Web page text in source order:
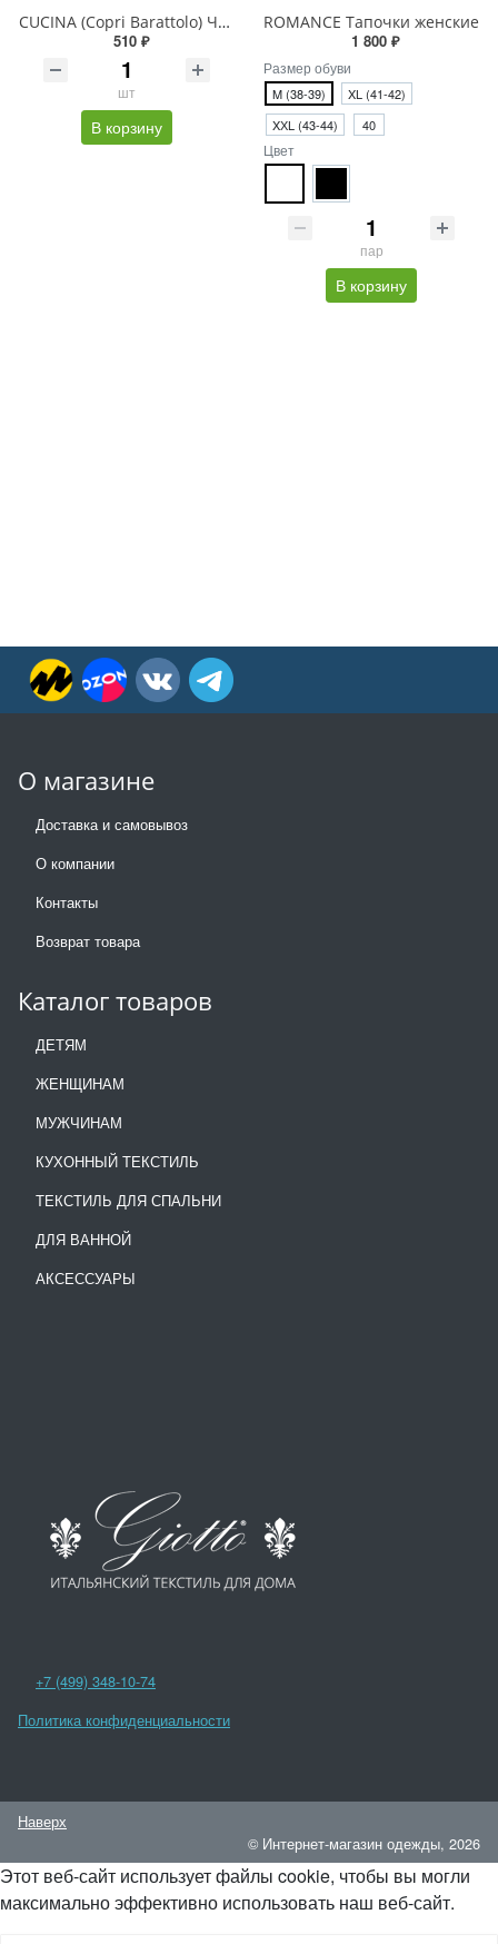
CUCINA (Copri Barattolo) Чехол для крышки банки
510 ₽
шт
В корзину
ROMANCE Тапочки женские
1 800 ₽
Размер обуви
M (38-39)
XL (41-42)
XХL (43-44)
40
Цвет
пар
В корзину
О магазине
Доставка и самовывоз
О компании
Контакты
Возврат товара
Каталог товаров
ДЕТЯМ
ЖЕНЩИНАМ
МУЖЧИНАМ
КУХОННЫЙ ТЕКСТИЛЬ
ТЕКСТИЛЬ ДЛЯ СПАЛЬНИ
ДЛЯ ВАННОЙ
АКСЕССУАРЫ
+7 (499) 348-10-74
Политика конфиденциальности
Наверх
© Интернет-магазин одежды, 2026
Этот веб-сайт использует файлы cookie, чтобы вы могли
максимально эффективно использовать наш веб-сайт.